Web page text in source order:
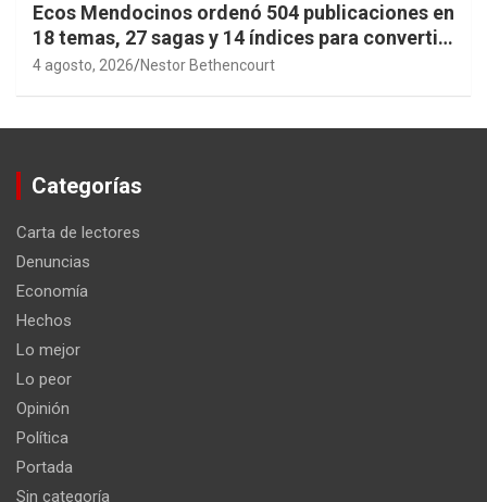
Ecos Mendocinos ordenó 504 publicaciones en
18 temas, 27 sagas y 14 índices para convertir
años de investigación en memoria pública
4 agosto, 2026 Nestor Bethencourt
Categorías
Carta de lectores
Denuncias
Economía
Hechos
Lo mejor
Lo peor
Opinión
Política
Portada
Sin categoría